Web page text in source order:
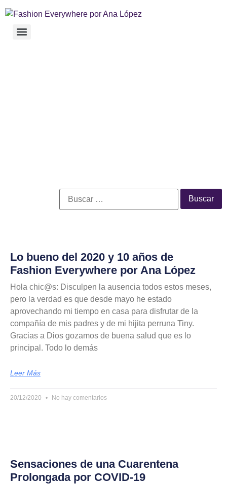
Lo bueno del 2020 y 10 años de
Fashion Everywhere por Ana López
Hola chic@s: Disculpen la ausencia todos estos meses,
pero la verdad es que desde mayo he estado
aprovechando mi tiempo en casa para disfrutar de la
compañía de mis padres y de mi hijita perruna Tiny.
Gracias a Dios gozamos de buena salud que es lo
principal. Todo lo demás
Leer Más
20/12/2020 No hay comentarios
Sensaciones de una Cuarentena
Prolongada por COVID-19